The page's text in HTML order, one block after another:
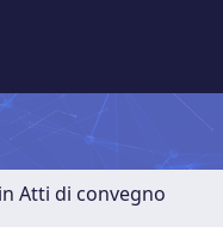
Atti di convegno